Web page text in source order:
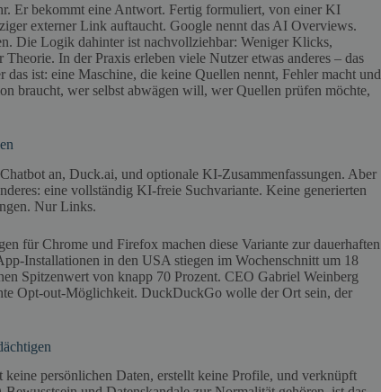
Er bekommt eine Antwort. Fertig formuliert, von einer KI
externer Link auftaucht. Google nennt das AI Overviews.
Die Logik dahinter ist nachvollziehbar: Weniger Klicks,
In der Praxis erleben viele Nutzer etwas anderes – das
ist: eine Maschine, die keine Quellen nennt, Fehler macht und
braucht, wer selbst abwägen will, wer Quellen prüfen möchte,
an, Duck.ai, und optionale KI-Zusammenfassungen. Aber
eine vollständig KI-freie Suchvariante. Keine generierten
Nur Links.
für Chrome und Firefox machen diese Variante zur dauerhaften
Installationen in den USA stiegen im Wochenschnitt um 18
Spitzenwert von knapp 70 Prozent. CEO Gabriel Weinberg
Opt-out-Möglichkeit. DuckDuckGo wolle der Ort sein, der
persönlichen Daten, erstellt keine Profile, und verknüpft